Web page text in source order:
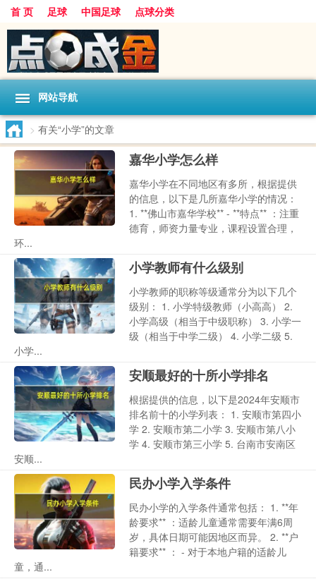
首 页 足球 中国足球 点球分类
网站导航
> 有关“小学”的文章
嘉华小学怎么样
嘉华小学在不同地区有多所，根据提供
的信息，以下是几所嘉华小学的情况：
1. **佛山市嘉华学校** - **特点** ：注重
德育，师资力量专业，课程设置合理，
环...
小学教师有什么级别
小学教师的职称等级通常分为以下几个
级别： 1. 小学特级教师（小高高） 2.
小学高级（相当于中级职称） 3. 小学一
级（相当于中学二级） 4. 小学二级 5.
小学...
安顺最好的十所小学排名
根据提供的信息，以下是2024年安顺市
排名前十的小学列表： 1. 安顺市第四小
学 2. 安顺市第二小学 3. 安顺市第八小
学 4. 安顺市第三小学 5. 台南市安南区
安顺...
民办小学入学条件
民办小学的入学条件通常包括： 1. **年
龄要求** ：适龄儿童通常需要年满6周
岁，具体日期可能因地区而异。 2. **户
籍要求** ： - 对于本地户籍的适龄儿
童，通...